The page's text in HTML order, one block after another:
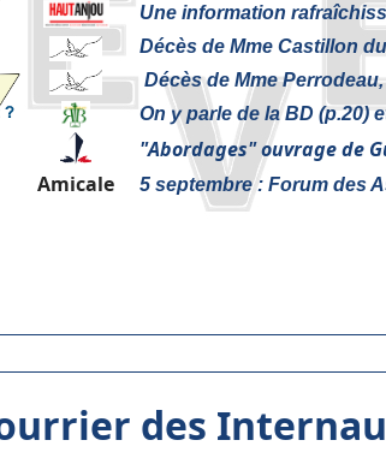
Une information
Décès de Mme Castillon
Décès de Mme Perrodeau,
On y parle de la BD (p.20)
"Abordages" ouvrage de
Amicale
5 septembre : Forum des
des